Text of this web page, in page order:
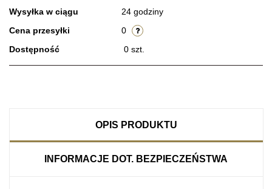
Wysyłka w ciągu
24 godziny
Cena przesyłki
0
Dostępność
0 szt.
OPIS PRODUKTU
INFORMACJE DOT. BEZPIECZEŃSTWA